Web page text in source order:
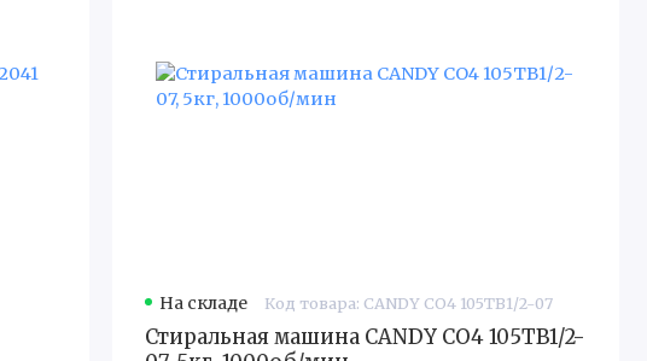
На складе Код товара: CANDY CO4 105TB1/2-07
Стиральная машина CANDY CO4 105TB1/2-